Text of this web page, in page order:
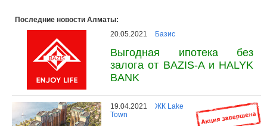
Последние новости Алматы:
20.05.2021
Базис
Выгодная ипотека без
залога от BAZIS-A и HALYK
BANK
19.04.2021
ЖК Lake
Town